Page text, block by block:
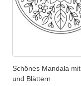
Schönes Mandala
und Blättern